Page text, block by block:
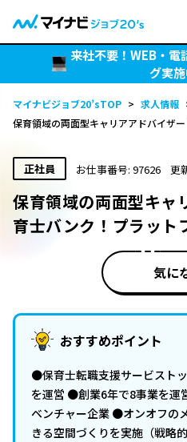
来社不要！WEB・電
グ実施
マイナビジョブ20’sTOP > 求人情報
保育領域の両面型キャリアアドバイザ
正社員 お仕事番号: 97626 更
保育領域の両面型キャ
育士バンク！プラット
気に
おすすめポイント
●保育士転職支援サービスト
を運営 ●創業6年で8事業を運
ベンチャー企業 ●オンオフの
きる空間づくりを実施（戦略